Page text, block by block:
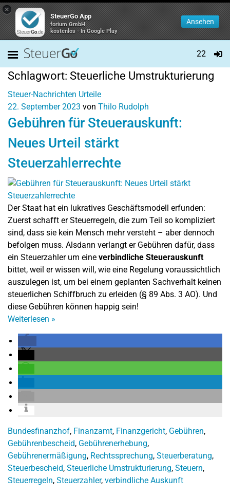
×
SteuerGo App
forium GmbH
kostenlos - In Google Play
Ansehen
22
Schlagwort: Steuerliche Umstrukturierung
Steuer-Nachrichten Urteile
22. September 2023 von Thilo Rudolph
Gebühren für Steuerauskunft:
Neues Urteil stärkt
Steuerzahlerrechte
Der Staat hat ein lukratives Geschäftsmodell erfunden:
Zuerst schafft er Steuerregeln, die zum Teil so kompliziert
sind, dass sie kein Mensch mehr versteht – aber dennoch
befolgen muss. Alsdann verlangt er Gebühren dafür, dass
ein Steuerzahler um eine verbindliche Steuerauskunft
bittet, weil er wissen will, wie eine Regelung voraussichtlich
auszulegen ist, um bei einem geplanten Sachverhalt keinen
steuerlichen Schiffbruch zu erleiden (§ 89 Abs. 3 AO). Und
diese Gebühren können happig sein!
Weiterlesen »
Bundesfinanzhof, Finanzamt, Finanzgericht, Gebühren,
Gebührenbescheid, Gebührenerhebung,
Gebührenermäßigung, Rechtssprechung, Steuerberatung,
Steuerbescheid, Steuerliche Umstrukturierung, Steuern,
Steuerregeln, Steuerzahler, verbindliche Auskunft